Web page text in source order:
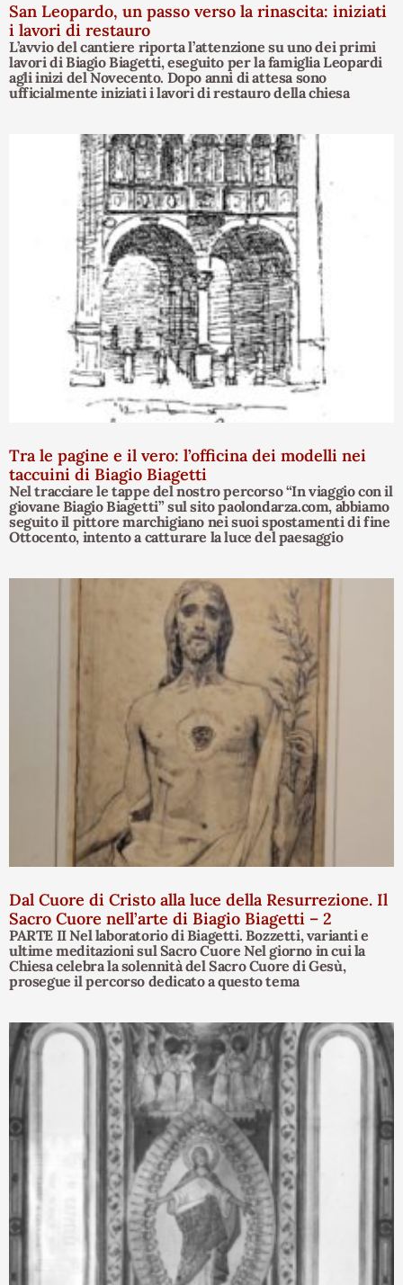
San Leopardo, un passo verso la rinascita: iniziati
i lavori di restauro
L’avvio del cantiere riporta l’attenzione su uno dei primi
lavori di Biagio Biagetti, eseguito per la famiglia Leopardi
agli inizi del Novecento. Dopo anni di attesa sono
ufficialmente iniziati i lavori di restauro della chiesa
Tra le pagine e il vero: l’officina dei modelli nei
taccuini di Biagio Biagetti
Nel tracciare le tappe del nostro percorso “In viaggio con il
giovane Biagio Biagetti” sul sito paolondarza.com, abbiamo
seguito il pittore marchigiano nei suoi spostamenti di fine
Ottocento, intento a catturare la luce del paesaggio
Dal Cuore di Cristo alla luce della Resurrezione. Il
Sacro Cuore nell’arte di Biagio Biagetti – 2
PARTE II Nel laboratorio di Biagetti. Bozzetti, varianti e
ultime meditazioni sul Sacro Cuore Nel giorno in cui la
Chiesa celebra la solennità del Sacro Cuore di Gesù,
prosegue il percorso dedicato a questo tema